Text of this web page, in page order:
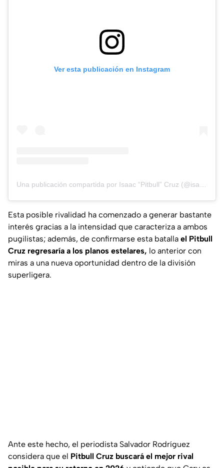
Ver esta publicación en Instagram
Una publicación compartida por Isaac “Pitbull” Cruz (@isaacpitbullcruz)
Esta posible rivalidad ha comenzado a generar bastante
interés gracias a la intensidad que caracteriza a ambos
pugilistas; además, de confirmarse esta batalla el Pitbull
Cruz regresaría a los planos estelares, lo anterior con
miras a una nueva oportunidad dentro de la división
superligera.
Ante este hecho, el periodista Salvador Rodríguez
considera que el Pitbull Cruz buscará el mejor rival